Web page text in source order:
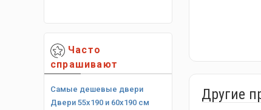
Часто
спрашивают
Самые дешевые двери
Двери 55х190 и 60х190 см
Другие